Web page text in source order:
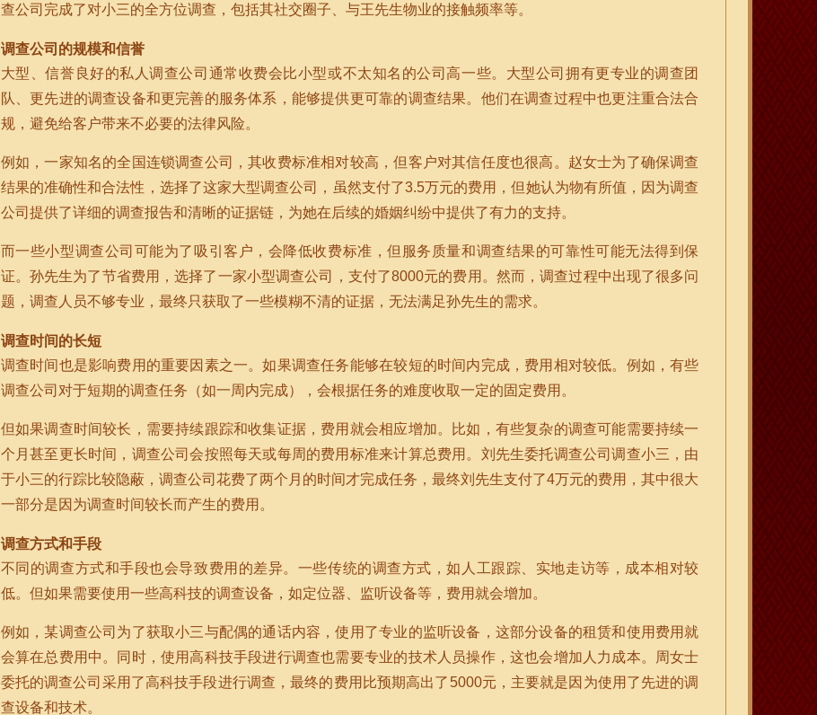
查公司完成了对小三的全方位调查，包括其社交圈子、与王先生物业的接触频率等。
调查公司的规模和信誉
大型、信誉良好的私人调查公司通常收费会比小型或不太知名的公司高一些。大型公司拥有更专业的调查团
队、更先进的调查设备和更完善的服务体系，能够提供更可靠的调查结果。他们在调查过程中也更注重合法合
规，避免给客户带来不必要的法律风险。
例如，一家知名的全国连锁调查公司，其收费标准相对较高，但客户对其信任度也很高。赵女士为了确保调查
结果的准确性和合法性，选择了这家大型调查公司，虽然支付了3.5万元的费用，但她认为物有所值，因为调查
公司提供了详细的调查报告和清晰的证据链，为她在后续的婚姻纠纷中提供了有力的支持。
而一些小型调查公司可能为了吸引客户，会降低收费标准，但服务质量和调查结果的可靠性可能无法得到保
证。孙先生为了节省费用，选择了一家小型调查公司，支付了8000元的费用。然而，调查过程中出现了很多问
题，调查人员不够专业，最终只获取了一些模糊不清的证据，无法满足孙先生的需求。
调查时间的长短
调查时间也是影响费用的重要因素之一。如果调查任务能够在较短的时间内完成，费用相对较低。例如，有些
调查公司对于短期的调查任务（如一周内完成），会根据任务的难度收取一定的固定费用。
但如果调查时间较长，需要持续跟踪和收集证据，费用就会相应增加。比如，有些复杂的调查可能需要持续一
个月甚至更长时间，调查公司会按照每天或每周的费用标准来计算总费用。刘先生委托调查公司调查小三，由
于小三的行踪比较隐蔽，调查公司花费了两个月的时间才完成任务，最终刘先生支付了4万元的费用，其中很大
一部分是因为调查时间较长而产生的费用。
调查方式和手段
不同的调查方式和手段也会导致费用的差异。一些传统的调查方式，如人工跟踪、实地走访等，成本相对较
低。但如果需要使用一些高科技的调查设备，如定位器、监听设备等，费用就会增加。
例如，某调查公司为了获取小三与配偶的通话内容，使用了专业的监听设备，这部分设备的租赁和使用费用就
会算在总费用中。同时，使用高科技手段进行调查也需要专业的技术人员操作，这也会增加人力成本。周女士
委托的调查公司采用了高科技手段进行调查，最终的费用比预期高出了5000元，主要就是因为使用了先进的调
查设备和技术。